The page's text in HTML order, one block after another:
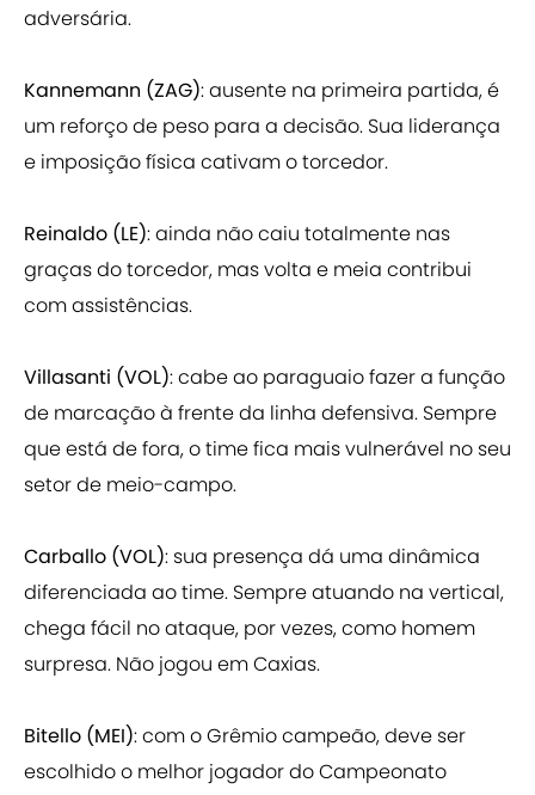
adversária.
Kannemann (ZAG): ausente na primeira partida, é
um reforço de peso para a decisão. Sua liderança
e imposição física cativam o torcedor.
Reinaldo (LE): ainda não caiu totalmente nas
graças do torcedor, mas volta e meia contribui
com assistências.
Villasanti (VOL): cabe ao paraguaio fazer a função
de marcação à frente da linha defensiva. Sempre
que está de fora, o time fica mais vulnerável no seu
setor de meio-campo.
Carballo (VOL): sua presença dá uma dinâmica
diferenciada ao time. Sempre atuando na vertical,
chega fácil no ataque, por vezes, como homem
surpresa. Não jogou em Caxias.
Bitello (MEI): com o Grêmio campeão, deve ser
escolhido o melhor jogador do Campeonato